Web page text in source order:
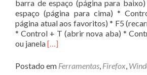
barra de espaço (página para
espaço (página para cima) *
página atual aos favoritos) * F5
* Control + T (abrir nova aba) *
ou janelaLeia
sobreAtalhos
[…]
Postado em Ferramentas, Firefox,